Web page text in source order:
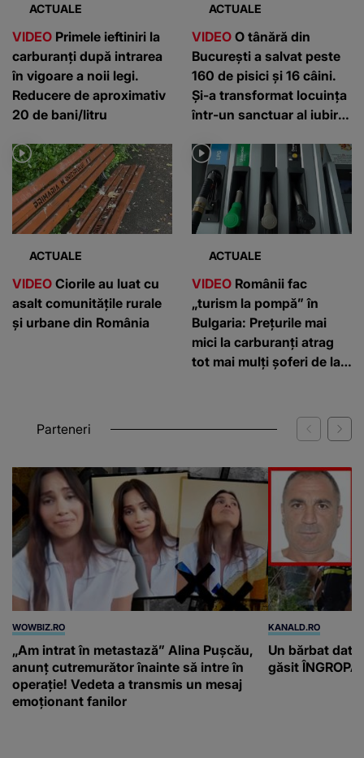
ACTUALE
VIDEO Primele ieftiniri la
carburanți după intrarea
în vigoare a noii legi.
Reducere de aproximativ
20 de bani/litru
ACTUALE
VIDEO O tânără din
București a salvat peste
160 de pisici și 16 câini.
Și-a transformat locuința
într-un sanctuar al iubirii
ACTUALE
VIDEO Ciorile au luat cu
asalt comunitățile rurale
și urbane din România
ACTUALE
VIDEO Românii fac
„turism la pompă” în
Bulgaria: Prețurile mai
mici la carburanți atrag
tot mai mulți șoferi de la
Parteneri
WOWBIZ.RO
„Am intrat în metastază” Alina Pușcău,
anunț cutremurător înainte să intre în
operație! Vedeta a transmis un mesaj
emoționant fanilor
KANALD.RO
Un bărbat dat
găsit